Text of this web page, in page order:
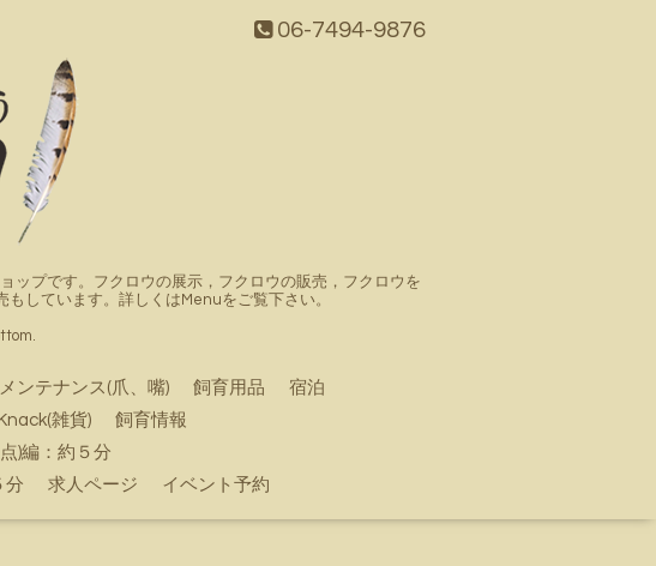
06-7494-9876
ップです。フクロウの展示，フクロウの販売，フクロウを
しています。詳しくはMenuをご覧下さい。
メンテナンス(爪、嘴) 飼育用品
宿泊
雑貨)
飼育情報
)編：約５分
分
求人ページ イベント予約